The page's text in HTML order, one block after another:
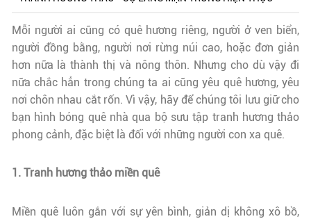
Mỗi người ai cũng có quê hương riêng, người ở ven biển,
người đồng bằng, người nơi rừng núi cao, hoặc đơn giản
hơn nữa là thành thị và nông thôn. Nhưng cho dù vậy đi
nữa chắc hẳn trong chúng ta ai cũng yêu quê hương, yêu
nơi chôn nhau cắt rốn. Vì vậy, hãy để chúng tôi lưu giữ cho
bạn hình bóng quê nhà qua bộ sưu tập tranh hương thảo
phong cảnh, đặc biệt là đối với những người con xa quê.
1. Tranh hương thảo miền quê
Miền quê luôn gắn với sự yên bình, giản dị không xô bồ,